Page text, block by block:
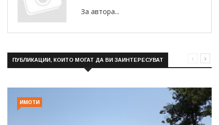
За автора...
ПУБЛИКАЦИИ, КОИТО МОГАТ ДА ВИ ЗАИНТЕРЕСУВАТ
ИМОТИ